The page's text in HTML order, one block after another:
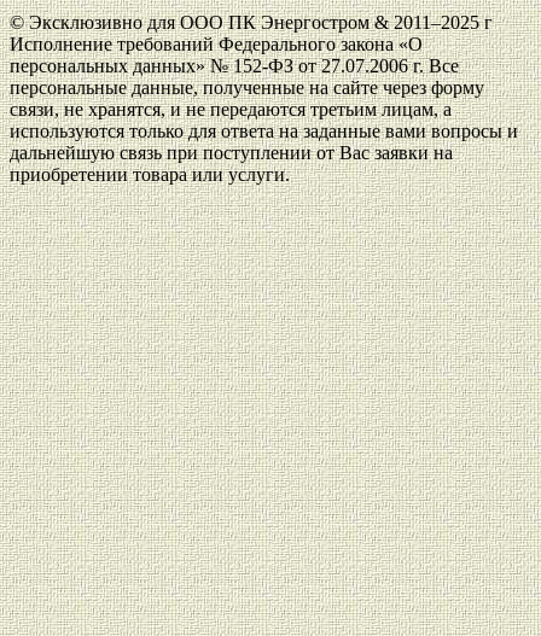
© Эксклюзивно для ООО ПК Энергостром & 2011–2025 г
Исполнение требований Федерального закона «О
персональных данных» № 152-ФЗ от 27.07.2006 г. Все
персональные данные, полученные на сайте через форму
связи, не хранятся, и не передаются третьим лицам, а
используются только для ответа на заданные вами вопросы и
дальнейшую связь при поступлении от Вас заявки на
приобретении товара или услуги.